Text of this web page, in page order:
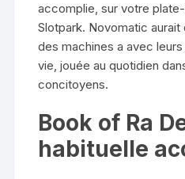
accomplie, sur votre
Slotpark. Novomatic aurait
des machines a avec
vie, jouée au quotidien
concitoyens.
Book of Ra
habituelle